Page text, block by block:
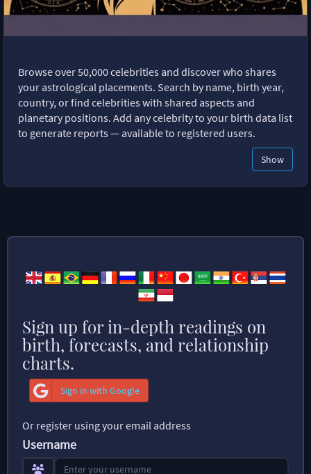
Browse over 50,000 celebrities and discover who shares
your astrological placements. Search by name, birth year,
country, or find celebrities with shared aspects and
planetary positions. Add any celebrity to your birth data list
to generate reports — available to registered users.
Show
Sign up for in-depth readings on
birth, forecasts, and relationship
charts.
Sign in with Google
Or register using your email address
Username